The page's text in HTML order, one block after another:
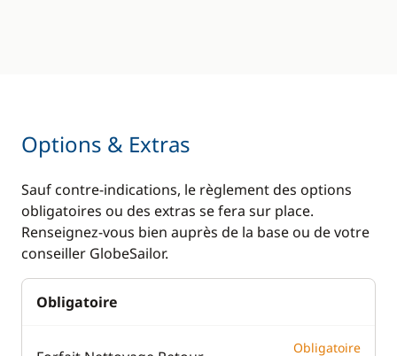
Options & Extras
Sauf contre-indications, le règlement des options
obligatoires ou des extras se fera sur place.
Renseignez-vous bien auprès de la base ou de votre
conseiller GlobeSailor.
Obligatoire
Obligatoire